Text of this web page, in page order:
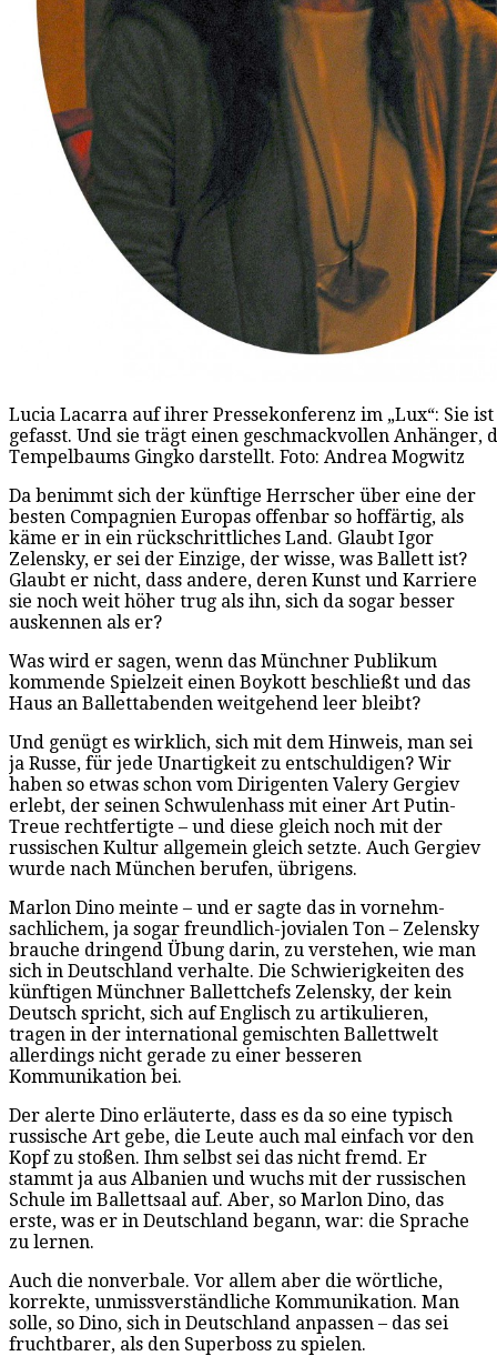
Lucia Lacarra auf ihrer Pressekonferenz im „Lux“: Sie
gefasst. Und sie trägt einen geschmackvollen Anhänger,
Tempelbaums Gingko darstellt. Foto: Andrea Mogwitz
Da benimmt sich der künftige Herrscher über eine der
besten Compagnien Europas offenbar so hoffärtig, als
käme er in ein rückschrittliches Land. Glaubt Igor
Zelensky, er sei der Einzige, der wisse, was Ballett ist?
Glaubt er nicht, dass andere, deren Kunst und Karriere
sie noch weit höher trug als ihn, sich da sogar besser
auskennen als er?
Was wird er sagen, wenn das Münchner Publikum
kommende Spielzeit einen Boykott beschließt und das
Haus an Ballettabenden weitgehend leer bleibt?
Und genügt es wirklich, sich mit dem Hinweis, man sei
ja Russe, für jede Unartigkeit zu entschuldigen? Wir
haben so etwas schon vom Dirigenten Valery Gergiev
erlebt, der seinen Schwulenhass mit einer Art Putin-
Treue rechtfertigte – und diese gleich noch mit der
russischen Kultur allgemein gleich setzte. Auch Gergiev
wurde nach München berufen, übrigens.
Marlon Dino meinte – und er sagte das in vornehm-
sachlichem, ja sogar freundlich-jovialen Ton – Zelensky
brauche dringend Übung darin, zu verstehen, wie man
sich in Deutschland verhalte. Die Schwierigkeiten des
künftigen Münchner Ballettchefs Zelensky, der kein
Deutsch spricht, sich auf Englisch zu artikulieren,
tragen in der international gemischten Ballettwelt
allerdings nicht gerade zu einer besseren
Kommunikation bei.
Der alerte Dino erläuterte, dass es da so eine typisch
russische Art gebe, die Leute auch mal einfach vor den
Kopf zu stoßen. Ihm selbst sei das nicht fremd. Er
stammt ja aus Albanien und wuchs mit der russischen
Schule im Ballettsaal auf. Aber, so Marlon Dino, das
erste, was er in Deutschland begann, war: die Sprache
zu lernen.
Auch die nonverbale. Vor allem aber die wörtliche,
korrekte, unmissverständliche Kommunikation. Man
solle, so Dino, sich in Deutschland anpassen – das sei
fruchtbarer, als den Superboss zu spielen.